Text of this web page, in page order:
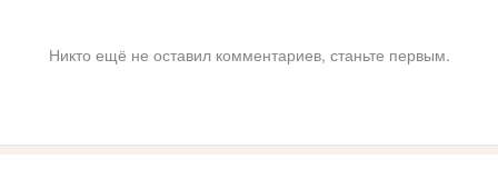
Никто ещё не оставил комментариев, станьте первым.